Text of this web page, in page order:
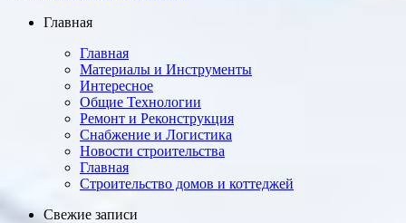
Главная
Главная
Материалы и Инструменты
Интересное
Общие Технологии
Ремонт и Реконструкция
Снабжение и Логистика
Новости строительства
Главная
Строительство домов и коттеджей
Свежие записи